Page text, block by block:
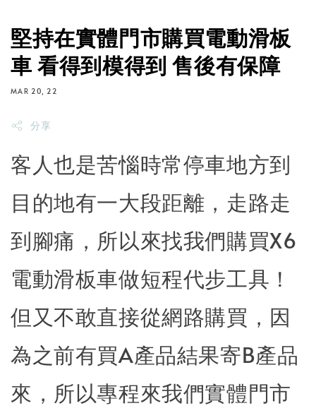
堅持在實體門市購買電動滑板
車 看得到模得到 售後有保障
MAR 20, 22
分享
客人也是苦惱時常停車地方到
目的地有一大段距離，走路走
到腳痛，所以來找我們購買X6
電動滑板車做短程代步工具！
但又不敢直接從網路購買，因
為之前有買A產品結果寄B產品
來，所以專程來我們實體門市